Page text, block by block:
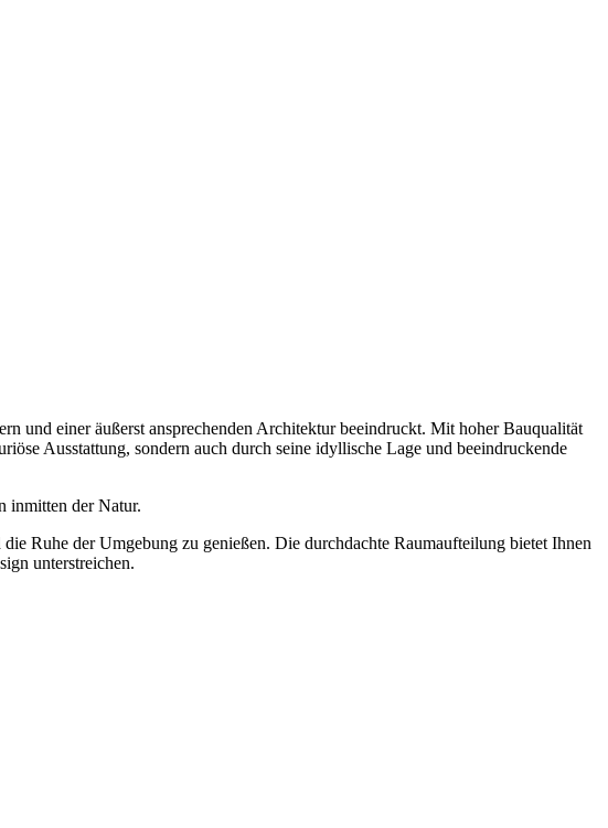
und einer äußerst ansprechenden Architektur beeindruckt. Mit hoher Bauqualität
Ausstattung, sondern auch durch seine idyllische Lage und beeindruckende
inmitten der Natur.
Ruhe der Umgebung zu genießen. Die durchdachte Raumaufteilung bietet Ihnen
unterstreichen.